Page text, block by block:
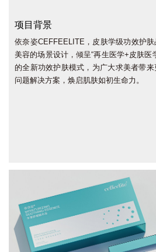
项目背景
依奈姿CEFFEELITE，皮肤学级功效护
美容的场景设计，倾呈“再生医学+皮肤医
的全新功效护肤模式，为广大求美者带
问题解决方案，焕启肌肤如初生命力。